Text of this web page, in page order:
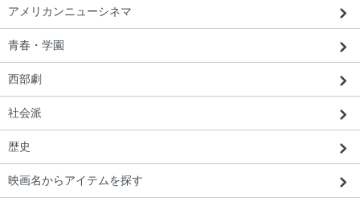
アメリカンニューシネマ
青春・学園
西部劇
社会派
歴史
映画名からアイテムを探す